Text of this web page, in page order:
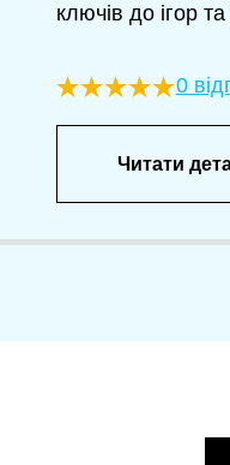
ключів до ігор
0
Читати